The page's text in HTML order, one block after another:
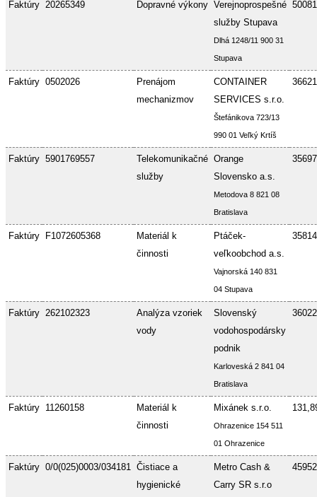
Faktúry 20265349 Dopravné výkony Verejnoprospešné
služby Stupava
Dlhá 1248/11 900 31
Stupava
Faktúry 0502026
Prenájom
mechanizmov
CONTAINER
SERVICES s.r.o.
Štefánikova 723/13
990 01 Veľký Krtíš
Faktúry 5901769557
Telekomunikačné
služby
Orange
Slovensko a.s.
Metodova 8 821 08
Bratislava
Faktúry F1072605368
Materiál k
činnosti
Ptáček-
veľkoobchod a.s.
Vajnorská 140 831
04 Stupava
Faktúry 262102323
Analýza vzoriek
vody
Slovenský
vodohospodársky
podnik
Karloveská 2 841 04
Bratislava
Faktúry 11260158
Materiál k
činnosti
Mixánek s.r.o.
Ohrazenice 154 511
01 Ohrazenice
Faktúry 0/0(025)0003/034181 Čistiace a
hygienické
Metro Cash &
Carry SR s.r.o